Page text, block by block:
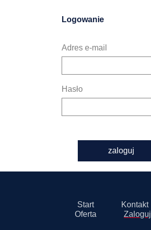
Logowanie
Adres e-mail
Hasło
zaloguj
Start
Kontakt
Oferta
Zaloguj